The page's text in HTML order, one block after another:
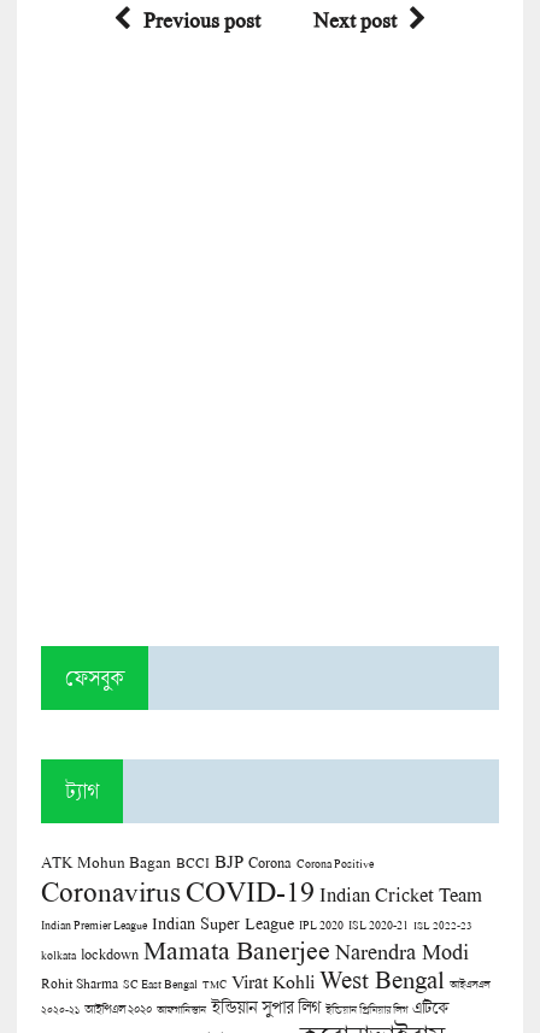
Previous post Next post
ফেসবুক
ট্যাগ
ATK Mohun Bagan BCCI BJP Corona Corona Positive
CoronavirusCOVID-19 Indian Cricket Team
Indian Premier League Indian Super League IPL 2020 ISL 2020-21 ISL 2022-23
kolkata lockdown Mamata Banerjee Narendra Modi
Rohit Sharma SC East Bengal TMC Virat Kohli West Bengal আইএসএল
২০২০-২১ আইপিএল ২০২০ আফগানিস্তান ইন্ডিয়ান সুপার লিগ ইন্ডিয়ান প্রিমিয়ার লিগ এটিকে